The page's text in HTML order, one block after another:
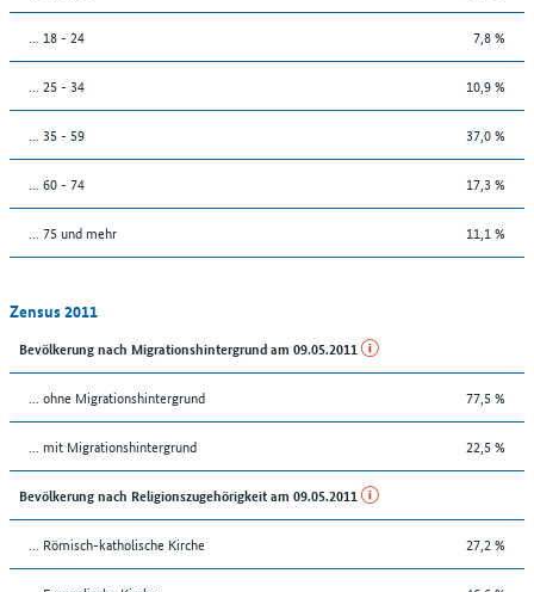
... 18 - 24 7,8 %
... 25 - 34 10,9 %
... 35 - 59 37,0 %
... 60 - 74 17,3 %
... 75 und mehr 11,1 %
Zensus 2011
Bevölkerung nach Migrationshintergrund am 09.05.2011
... ohne Migrationshintergrund 77,5 %
... mit Migrationshintergrund 22,5 %
Bevölkerung nach Religionszugehörigkeit am 09.05.2011
... Römisch-katholische Kirche 27,2 %